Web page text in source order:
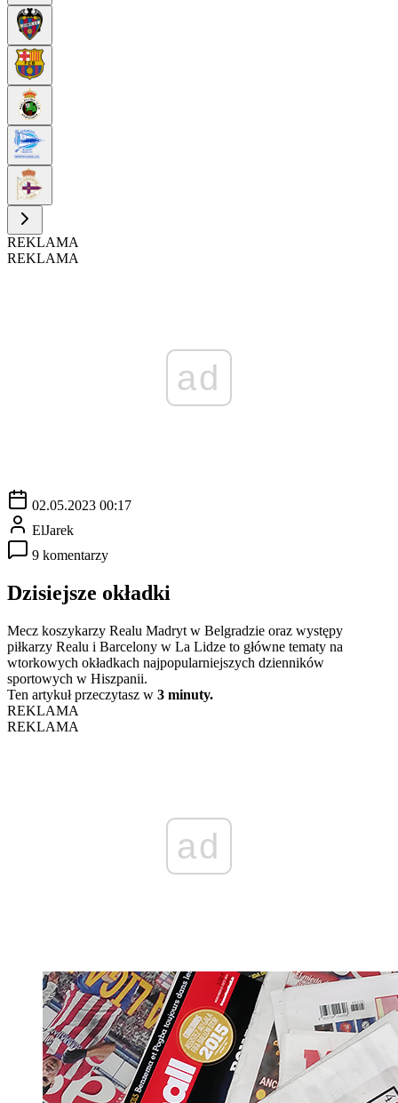
REKLAMA
REKLAMA
ad
02.05.2023 00:17
ElJarek
9 komentarzy
Dzisiejsze okładki
Mecz koszykarzy Realu Madryt w Belgradzie oraz występy
piłkarzy Realu i Barcelony w La Lidze to główne tematy na
wtorkowych okładkach najpopularniejszych dzienników
sportowych w Hiszpanii.
Ten artykuł przeczytasz w 3 minuty.
REKLAMA
REKLAMA
ad